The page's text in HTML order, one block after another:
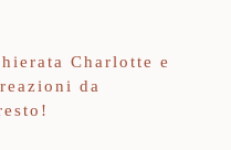
Charlotte e
da